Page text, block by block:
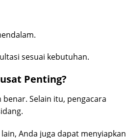
sesuai kebutuhan.
Penting?
Selain itu, pengacara
Anda juga dapat menyiapkan